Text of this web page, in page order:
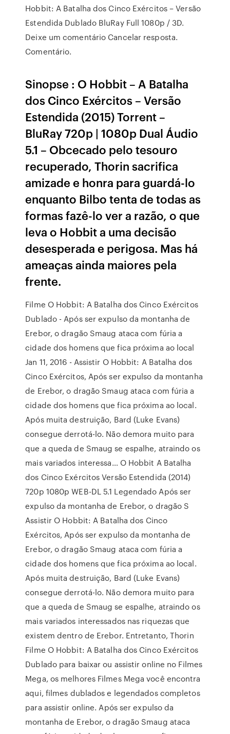
Hobbit: A Batalha dos Cinco Exércitos – Versão
Estendida Dublado BluRay Full 1080p / 3D.
Deixe um comentário Cancelar resposta.
Comentário.
Sinopse : O Hobbit – A Batalha
dos Cinco Exércitos – Versão
Estendida (2015) Torrent –
BluRay 720p | 1080p Dual Áudio
5.1 – Obcecado pelo tesouro
recuperado, Thorin sacrifica
amizade e honra para guardá-lo
enquanto Bilbo tenta de todas as
formas fazê-lo ver a razão, o que
leva o Hobbit a uma decisão
desesperada e perigosa. Mas há
ameaças ainda maiores pela
frente.
Filme O Hobbit: A Batalha dos Cinco Exércitos
Dublado - Após ser expulso da montanha de
Erebor, o dragão Smaug ataca com fúria a
cidade dos homens que fica próxima ao local
Jan 11, 2016 - Assistir O Hobbit: A Batalha dos
Cinco Exércitos, Após ser expulso da montanha
de Erebor, o dragão Smaug ataca com fúria a
cidade dos homens que fica próxima ao local.
Após muita destruição, Bard (Luke Evans)
consegue derrotá-lo. Não demora muito para
que a queda de Smaug se espalhe, atraindo os
mais variados interessa… O Hobbit A Batalha
dos Cinco Exércitos Versão Estendida (2014)
720p 1080p WEB-DL 5.1 Legendado Após ser
expulso da montanha de Erebor, o dragão S
Assistir O Hobbit: A Batalha dos Cinco
Exércitos, Após ser expulso da montanha de
Erebor, o dragão Smaug ataca com fúria a
cidade dos homens que fica próxima ao local.
Após muita destruição, Bard (Luke Evans)
consegue derrotá-lo. Não demora muito para
que a queda de Smaug se espalhe, atraindo os
mais variados interessados nas riquezas que
existem dentro de Erebor. Entretanto, Thorin
Filme O Hobbit: A Batalha dos Cinco Exércitos
Dublado para baixar ou assistir online no Filmes
Mega, os melhores Filmes Mega você encontra
aqui, filmes dublados e legendados completos
para assistir online. Após ser expulso da
montanha de Erebor, o dragão Smaug ataca